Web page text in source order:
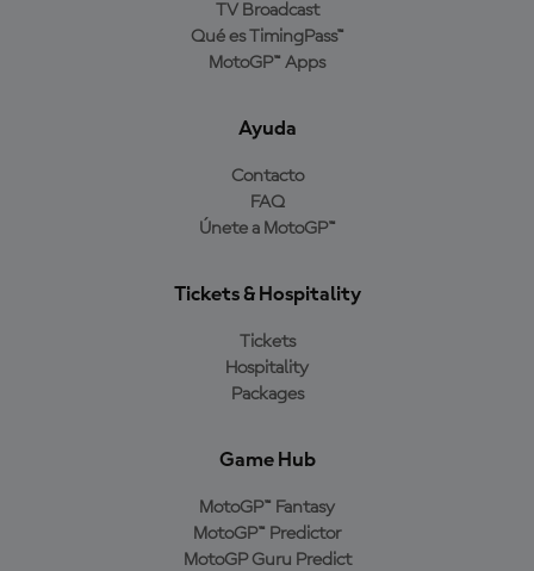
TV Broadcast
Qué es TimingPass™
MotoGP™ Apps
Ayuda
Contacto
FAQ
Únete a MotoGP™
Tickets & Hospitality
Tickets
Hospitality
Packages
Game Hub
MotoGP™ Fantasy
MotoGP™ Predictor
MotoGP Guru Predict